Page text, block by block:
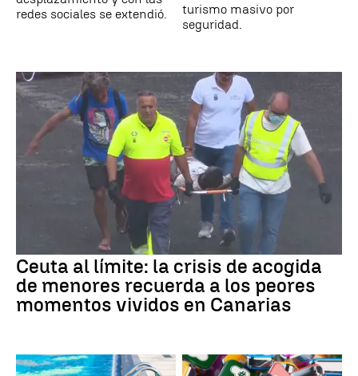
redes sociales se extendió.
turismo masivo por
seguridad.
Ceuta al límite: la crisis de acogida
de menores recuerda a los peores
momentos vividos en Canarias